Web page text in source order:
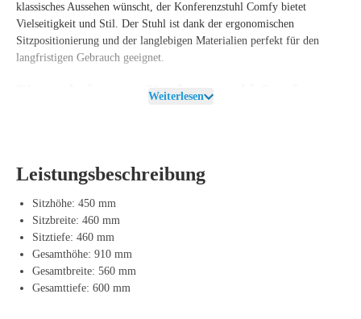
klassisches Aussehen wünscht, der Konferenzstuhl Comfy bietet
Vielseitigkeit und Stil. Der Stuhl ist dank der ergonomischen
Sitzpositionierung und der langlebigen Materialien perfekt für den
langfristigen Gebrauch geeignet.
Eigenschaften von Konferenzstuhl Comfy
professionelle Umgebung einfügt. Der strapazierfähige Sitz und die
Rückenlehne sorgen für langanhaltenden Sitzkomfort, während die
verchromten Armlehnen mit Bakelit-Auflage dem Stuhl eine raffinierte
Ausführung verleihen.
Dieser Stuhl ist in verschiedenen Konfigurationen erhältlich, sodass du
ihn an den Stil deines Besprechungsraums oder Büros anpassen kannst.
Ob du eine minimalistische Optik oder ein klassischeres Aussehen
Weiterlesen
Leistungsbeschreibung
Sitzhöhe: 450 mm
Sitzbreite: 460 mm
Sitztiefe: 460 mm
Gesamthöhe: 910 mm
Gesamtbreite: 560 mm
Gesamttiefe: 600 mm